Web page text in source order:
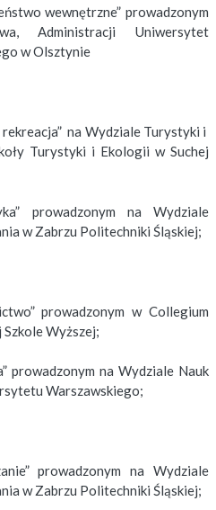
wewnętrzne” prowadzonym
Administracji Uniwersytet
w Olsztynie
na Wydziale Turystyki i
Turystyki i Ekologii w Suchej
prowadzonym na Wydziale
w Zabrzu Politechniki Śląskiej;
prowadzonym w Collegium
Wyższej;
prowadzonym na Wydziale Nauk
Warszawskiego;
prowadzonym na Wydziale
w Zabrzu Politechniki Śląskiej;